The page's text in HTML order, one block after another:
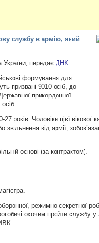
службу в армію, який
України, передаєДНК.
формування для
призвані 9010 осіб, до
прикордонної
років. Чоловіки цієї вікової
звільнення від армії,
основі (за контрактом).
режимно-секретної
охочим пройти службу у